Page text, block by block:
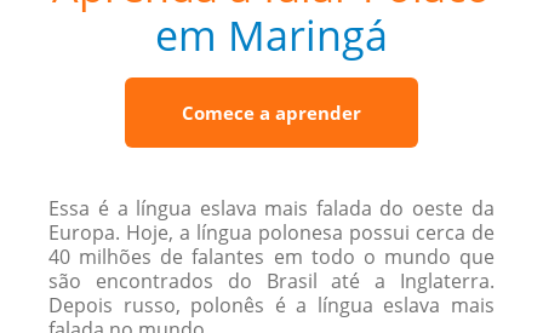
em Maringá
Comece a aprender
Essa é a língua eslava mais falada do oeste da
Europa. Hoje, a língua polonesa possui cerca de
40 milhões de falantes em todo o mundo que
são encontrados do Brasil até a Inglaterra.
Depois russo, polonês é a língua eslava mais